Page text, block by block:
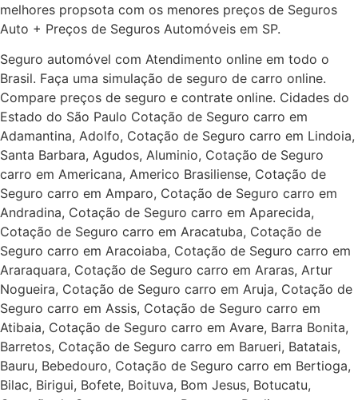
melhores propsota com os menores preços de Seguros
Auto + Preços de Seguros Automóveis em SP.
Seguro automóvel com Atendimento online em todo o
Brasil. Faça uma simulação de seguro de carro online.
Compare preços de seguro e contrate online. Cidades do
Estado do São Paulo Cotação de Seguro carro em
Adamantina, Adolfo, Cotação de Seguro carro em Lindoia,
Santa Barbara, Agudos, Aluminio, Cotação de Seguro
carro em Americana, Americo Brasiliense, Cotação de
Seguro carro em Amparo, Cotação de Seguro carro em
Andradina, Cotação de Seguro carro em Aparecida,
Cotação de Seguro carro em Aracatuba, Cotação de
Seguro carro em Aracoiaba, Cotação de Seguro carro em
Araraquara, Cotação de Seguro carro em Araras, Artur
Nogueira, Cotação de Seguro carro em Aruja, Cotação de
Seguro carro em Assis, Cotação de Seguro carro em
Atibaia, Cotação de Seguro carro em Avare, Barra Bonita,
Barretos, Cotação de Seguro carro em Barueri, Batatais,
Bauru, Bebedouro, Cotação de Seguro carro em Bertioga,
Bilac, Birigui, Bofete, Boituva, Bom Jesus, Botucatu,